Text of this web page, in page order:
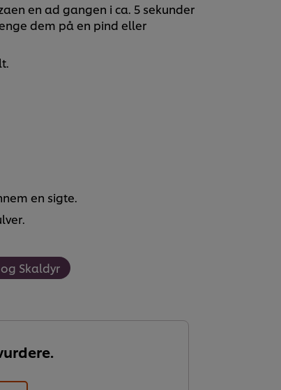
en ad gangen i ca. 5 sekunder
dem på en pind eller
en sigte.
Skaldyr